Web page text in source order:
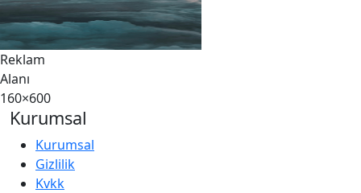
Reklam
Alanı
160×600
Kurumsal
Kurumsal
Gizlilik
Kvkk